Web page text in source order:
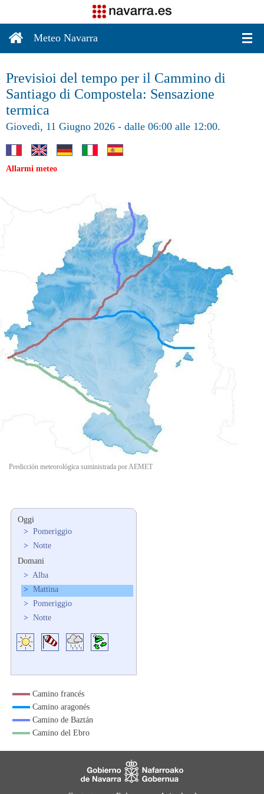
Meteo Navarra
Previsioi del tempo per il Cammino di
Santiago di Compostela: Sensazione
termica
Giovedì, 11 Giugno 2026 - dalle 06:00 alle 12:00.
Allarmi meteo
Predicción meteorológica suministrada por AEMET
Oggi
> Pomeriggio
> Notte
Domani
> Alba
> Mattina
> Pomeriggio
> Notte
Camino francés
Camino aragonés
Camino de Baztán
Camino del Ebro